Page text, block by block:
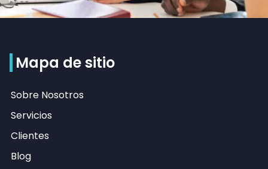
Mapa de sitio
Sobre Nosotros
Servicios
Clientes
Blog